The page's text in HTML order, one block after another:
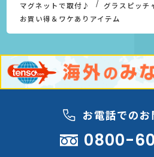
マグネットで取付♪
グラスピッチ
お買い得＆ワケありアイテム
お電話での
0800-